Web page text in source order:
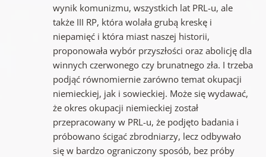
wynik komunizmu, wszystkich lat PRL-u, ale
także III RP, która wolała grubą kreskę i
niepamięć i która miast naszej historii,
proponowała wybór przyszłości oraz abolicję dla
winnych czerwonego czy brunatnego zła. I trzeba
podjąć równomiernie zarówno temat okupacji
niemieckiej, jak i sowieckiej. Może się wydawać,
że okres okupacji niemieckiej został
przepracowany w PRL-u, że podjęto badania i
próbowano ścigać zbrodniarzy, lecz odbywało
się w bardzo ograniczony sposób, bez próby